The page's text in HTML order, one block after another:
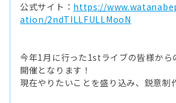
公式サイト： https://
ation/2ndTILLFULLMooN
今年1月に行った1stライブの皆様から
開催となります！
現在やりたいことを盛り込み、鋭意制